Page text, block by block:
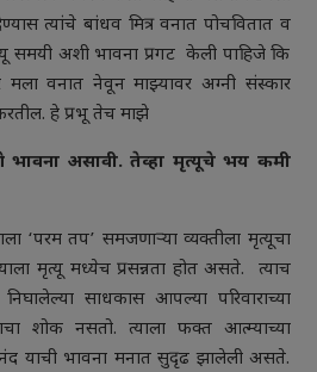
त्यांचे बांधव मित्र वनात पोचवितात व
समयी अशी भावना प्रगट केली पाहिजे कि
वनात नेवून माझ्यावर अग्नी संस्कार
हे प्रभू तेच माझे
भावना असावी. तेव्हा मृत्यूचे भय कमी
‘परम तप’ समजणाऱ्या व्यक्तीला मृत्यूचा
मृत्यू मध्येच प्रसन्नता होत असते. त्याच
साधकास आपल्या परिवाराच्या
शोक नसतो. त्याला फक्त आत्म्याच्या
याची भावना मनात सुदृढ झालेली असते.